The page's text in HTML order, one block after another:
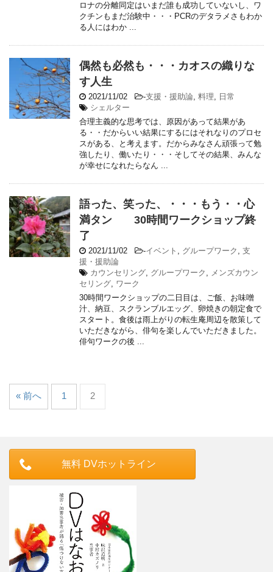
ロナの分離同定はいまだ誰も成功していないし、ワ
クチンもまだ治験中・・・PCRのデタラメさもわか
る人にはわか ...
偶然も必然も・・・カオスの織りな
す人生
2021/11/02 -支援・援助論, 料理, 日常
シェルター
合理主義的な思考では、原因があって結果があ
る・・だからいい結果にするにはそれなりのプロセ
スがある、と考えます。だからみなさん頑張って勉
強したり、働いたり・・・そしてその結果、みんな
が幸せになれたらなん ...
語った、笑った、・・・もう・・心
満タン 30時間ワークショップ終
了
2021/11/02 -イベント , グループワーク , 支
援・援助論
カウンセリング, グループワーク , メンズカウン
セリング, ワーク
30時間ワークショップの二日目は、ご飯、お味噌
汁、納豆、スクランブルエッグ、卵焼きの朝定食で
スタート。食後は雨上がりの転生庵周辺を散策して
いただきながら、俳句を楽しんでいただきました。
俳句ワークの後 ...
« 前へ 1 2
無料 DVホットライン